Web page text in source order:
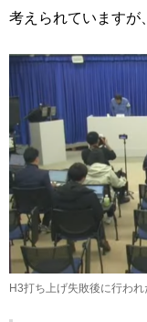
考えられていますが
H3打ち上げ失敗後に行わ